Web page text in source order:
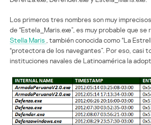
Los primeros tres nombres son muy
de “Estela_Maris.exe”, es muy probable que se
Stella Maris , también conocida como “La
“protectora de los navegantes”. Por eso, casi
instituciones navales de Latinoamérica la